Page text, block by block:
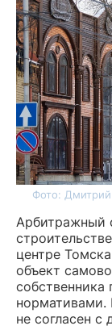
Фото:
Арбитражный
центре
объект
собственника
нормативами.
не согласен